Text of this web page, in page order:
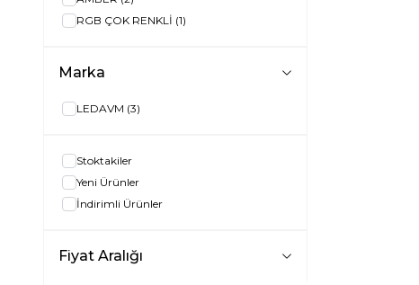
RGB ÇOK RENKLİ (1)
Marka
LEDAVM (3)
Stoktakiler
Yeni Ürünler
İndirimli Ürünler
Fiyat Aralığı